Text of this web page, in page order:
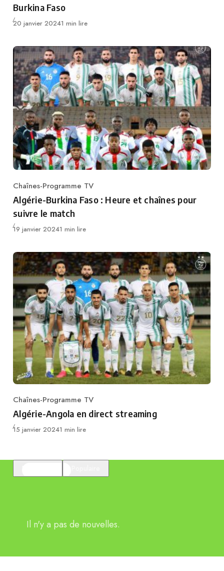
Burkina Faso
Publié
20 janvier 20241 min lire
Category
Chaînes-Programme TV
Algérie-Burkina Faso : Heure et chaînes pour
suivre le match
Publié
19 janvier 20241 min lire
Category
Chaînes-Programme TV
Algérie-Angola en direct streaming
Publié
15 janvier 20241 min lire
Il n'y a pas de nouvelles.